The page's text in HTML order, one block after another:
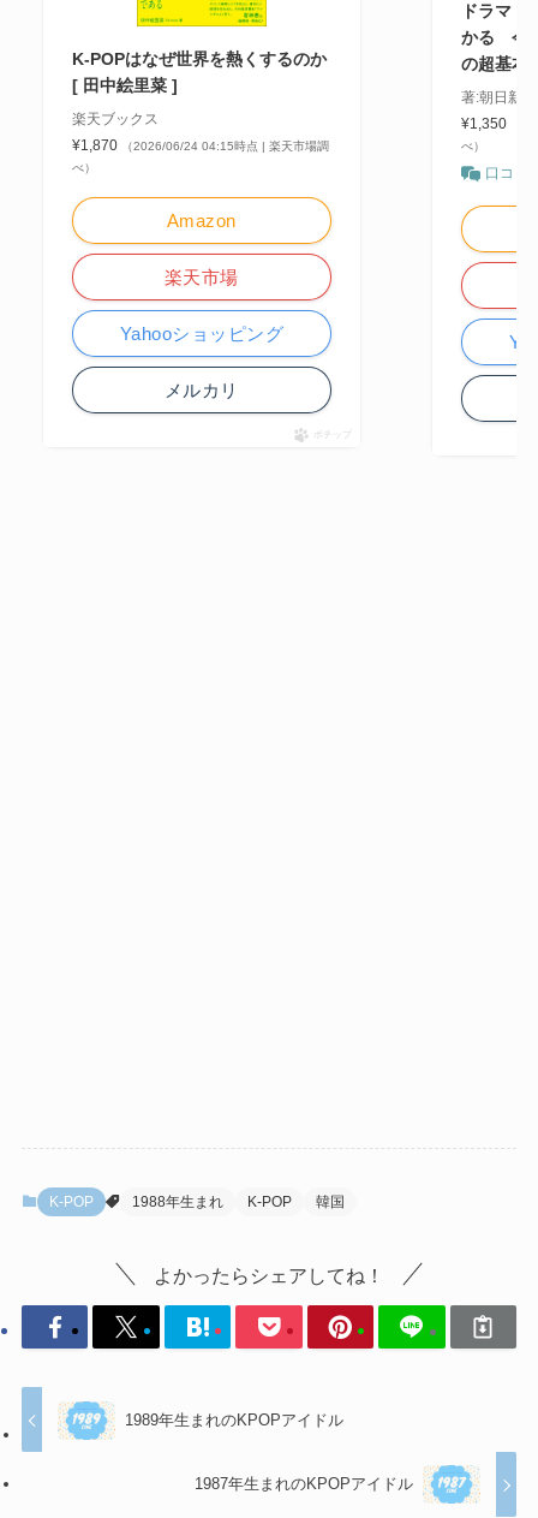
K-POPはなぜ世界を熱くするのか
[ 田中絵里菜 ]
楽天ブックス
¥1,870
（2026/06/24 04:15時点 | 楽天市場調
べ）
Amazon
楽天市場
Yahooショッピング
メルカリ
ポチップ
ドラマ・
かる 今
の超基本
著:朝日新
¥1,350
べ）
口コミ
K-POP 1988年生まれ K-POP 韓国
よかったらシェアしてね！
1989年生まれのKPOPアイドル
1987年生まれのKPOPアイドル